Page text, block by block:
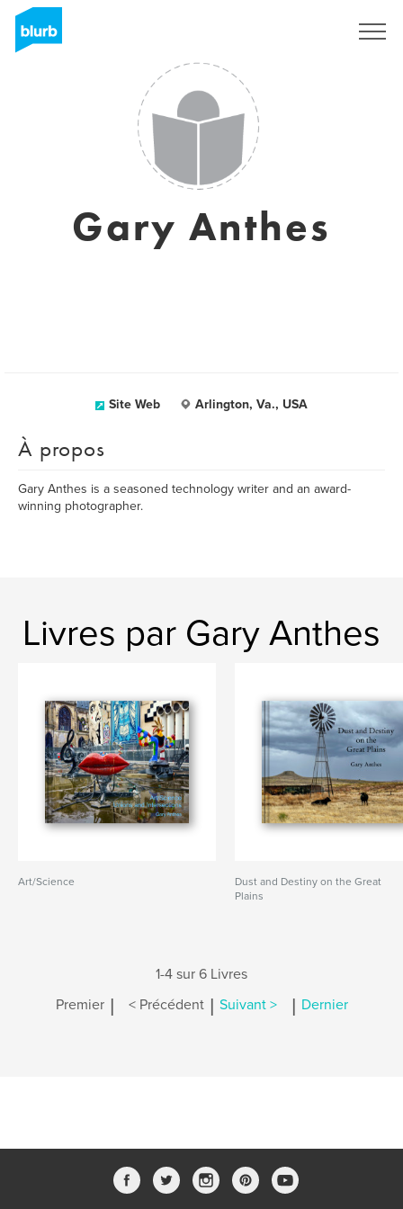
Gary Anthes
Site Web Arlington, Va., USA
À propos
Gary Anthes is a seasoned technology writer and an award-
winning photographer.
Livres par Gary Anthes
Art/Science
Dust and Destiny on the Great
Plains
1-4 sur 6 Livres
Premier | < Précédent | Suivant > | Dernier